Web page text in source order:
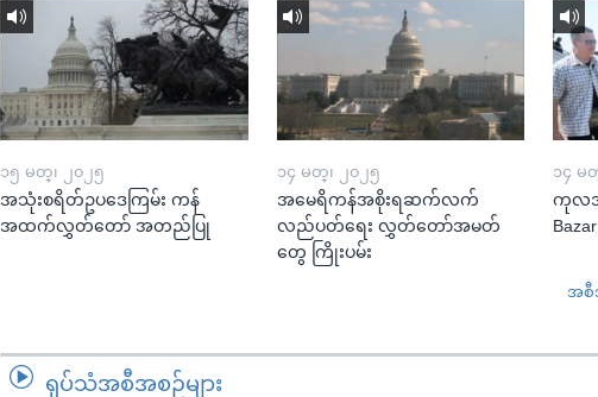
၁၅ မတ္၊ ၂၀၂၅
အသုံးစရိတ်ဥပဒေကြမ်း ကန်
အထက်လွှတ်တော် အတည်ပြု
၁၄ မတ္၊ ၂၀၂၅
အမေရိကန်အစိုးရဆက်လက်
လည်ပတ်ရေး လွှတ်တော်အမတ်
တွေ ကြိုးပမ်း
၁၄ မ
ကုလအ
အစီ
ရုပ်သံအစီအစဉ်များ